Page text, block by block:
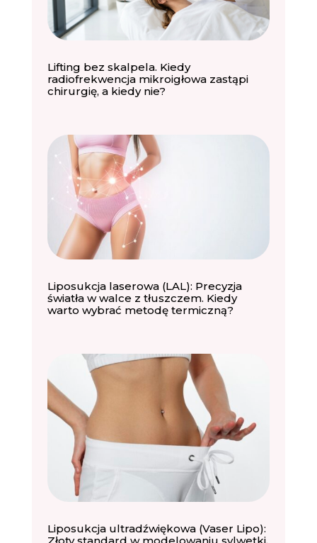
Lifting bez skalpela. Kiedy
radiofrekwencja mikroigłowa zastąpi
chirurgię, a kiedy nie?
Liposukcja laserowa (LAL): Precyzja
światła w walce z tłuszczem. Kiedy
warto wybrać metodę termiczną?
Liposukcja ultradźwiękowa (Vaser Lipo):